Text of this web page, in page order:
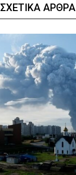
ΣΧΕΤΙΚΑ ΑΡΘΡΑ